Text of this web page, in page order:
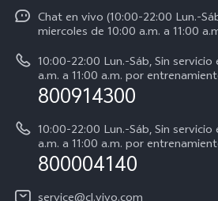
Y38 5G
Y31 5G
Autenticación de IMEI
Manual del usuario
Servicio de Agendamiento
Instrucciones de la garantía de vivo
La vida en vivo
Acerca de nosotros
Centro de privacidad de vivo
Chat en vivo (10:00-22:00 Lun.-
miercoles de 10:00 a.m. a 11:00
10:00-22:00 Lun.-Sáb, Sin servicio
a.m. a 11:00 a.m. por
800914300
10:00-22:00 Lun.-Sáb, Sin servicio
a.m. a 11:00 a.m. por
800004140
service@cl.vivo.com